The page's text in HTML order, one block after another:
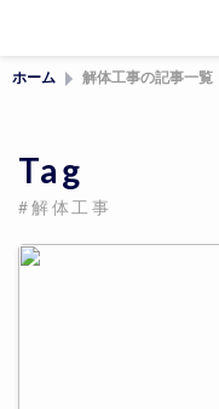
ホーム 解体工事の記事一覧
Tag
#解体工事